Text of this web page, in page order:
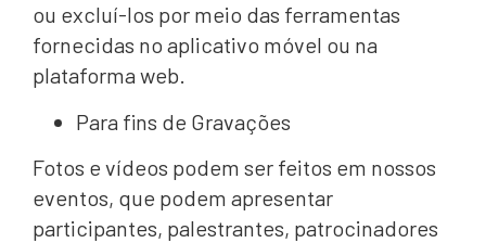
ou excluí-los por meio das ferramentas
fornecidas no aplicativo móvel ou na
plataforma web.
Para fins de Gravações
Fotos e vídeos podem ser feitos em nossos
eventos, que podem apresentar
participantes, palestrantes, patrocinadores